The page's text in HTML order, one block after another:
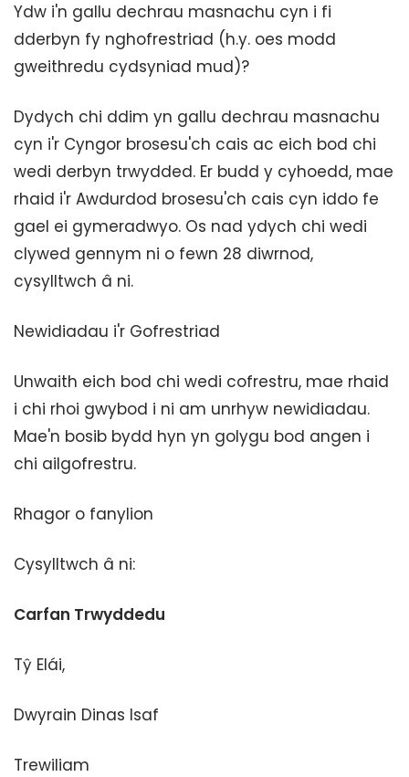
Ydw i'n gallu dechrau masnachu cyn i fi
dderbyn fy nghofrestriad (h.y. oes modd
gweithredu cydsyniad mud)?
Dydych chi ddim yn gallu dechrau masnachu
cyn i'r Cyngor brosesu'ch cais ac eich bod chi
wedi derbyn trwydded. Er budd y cyhoedd, mae
rhaid i'r Awdurdod brosesu'ch cais cyn iddo fe
gael ei gymeradwyo. Os nad ydych chi wedi
clywed gennym ni o fewn 28 diwrnod,
cysylltwch â ni.
Newidiadau i'r Gofrestriad
Unwaith eich bod chi wedi cofrestru, mae rhaid
i chi rhoi gwybod i ni am unrhyw newidiadau.
Mae'n bosib bydd hyn yn golygu bod angen i
chi ailgofrestru.
Rhagor o fanylion
Cysylltwch â ni:
Carfan Trwyddedu
Tŷ Elái,
Dwyrain Dinas Isaf
Trewiliam